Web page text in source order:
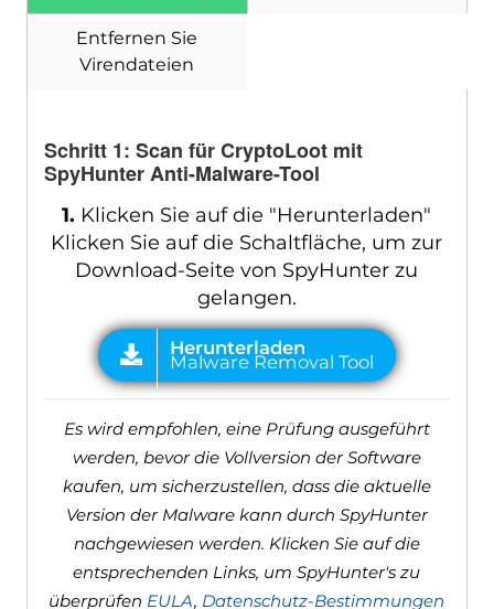
Entfernen Sie
Virendateien
Schritt 1: Scan für CryptoLoot mit
SpyHunter Anti-Malware-Tool
1. Klicken Sie auf die "Herunterladen"
Klicken Sie auf die Schaltfläche, um zur
Download-Seite von SpyHunter zu
gelangen.
Es wird empfohlen, eine Prüfung ausgeführt
werden, bevor die Vollversion der Software
kaufen, um sicherzustellen, dass die aktuelle
Version der Malware kann durch SpyHunter
nachgewiesen werden. Klicken Sie auf die
entsprechenden Links, um SpyHunter's zu
überprüfen EULA, Datenschutz-Bestimmungen